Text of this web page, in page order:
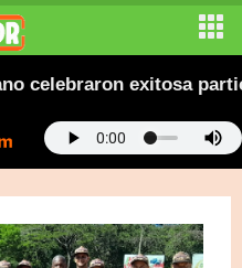
exitosa